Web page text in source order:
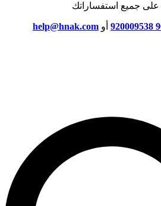
على جميع استفساراتك
أو help@hnak.com